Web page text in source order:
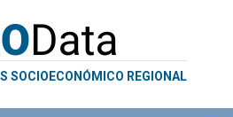
SOCIOECONÓMICO REGIONAL